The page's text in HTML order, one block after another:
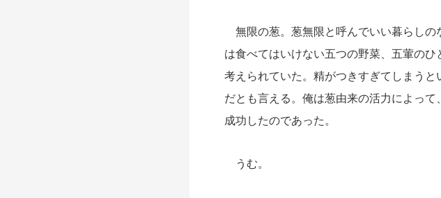
無限の葱。葱無限と呼んでいい暮らしの
は食べてはいけない五つの野菜、五葷の
考えられていた。精がつきすぎてしまう
だとも言える。俺は葱由来の活力によっ
成功したのであった。
うむ。